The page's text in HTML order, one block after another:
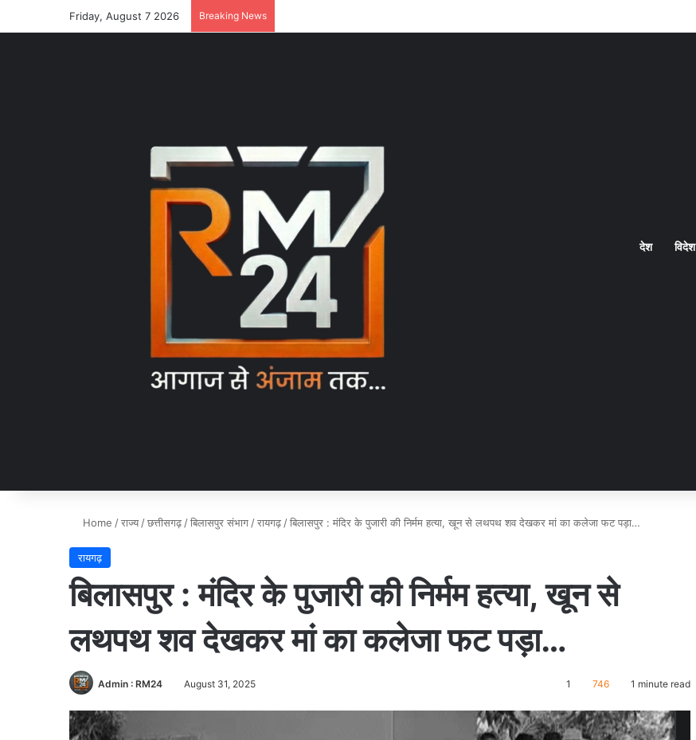
Friday, August 7 2026 Breaking News
Homeदेश विदेश
Home /राज्य /छत्तीसगढ़ /बिलासपुर संभाग /रायगढ़ /बिलासपुर : मंदिर के पुजारी की निर्मम हत्या, खून से लथपथ शव देखकर मां का कलेजा फट पड़ा…
रायगढ़
बिलासपुर : मंदिर के पुजारी की निर्मम हत्या, खून से
लथपथ शव देखकर मां का कलेजा फट पड़ा…
Admin : RM24 August 31, 2025 1 746 1 minute read